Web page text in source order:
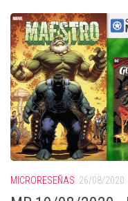
MICRORESEÑAS 26/08/2020